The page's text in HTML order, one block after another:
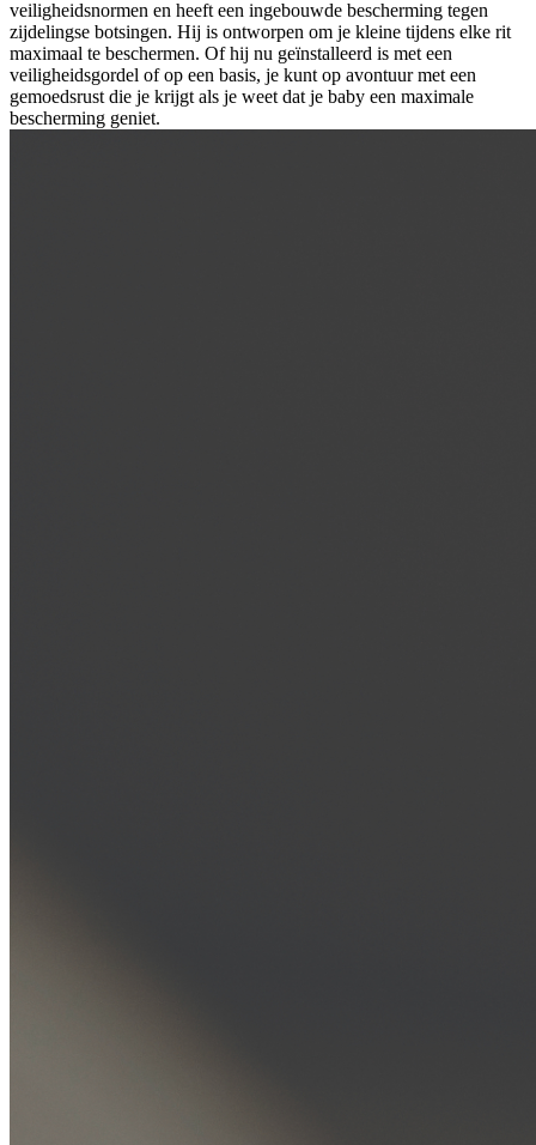
veiligheidsnormen en heeft een ingebouwde bescherming tegen
zijdelingse botsingen. Hij is ontworpen om je kleine tijdens elke rit
maximaal te beschermen. Of hij nu geïnstalleerd is met een
veiligheidsgordel of op een basis, je kunt op avontuur met een
gemoedsrust die je krijgt als je weet dat je baby een maximale
bescherming geniet.